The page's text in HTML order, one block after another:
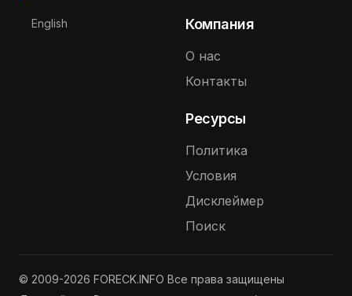
Выберите язык
English Компания
О нас
Контакты
Ресурсы
Политика
Условия
Дисклеймер
Поиск
© 2009-2026 FORECK.INFO Все права защищены